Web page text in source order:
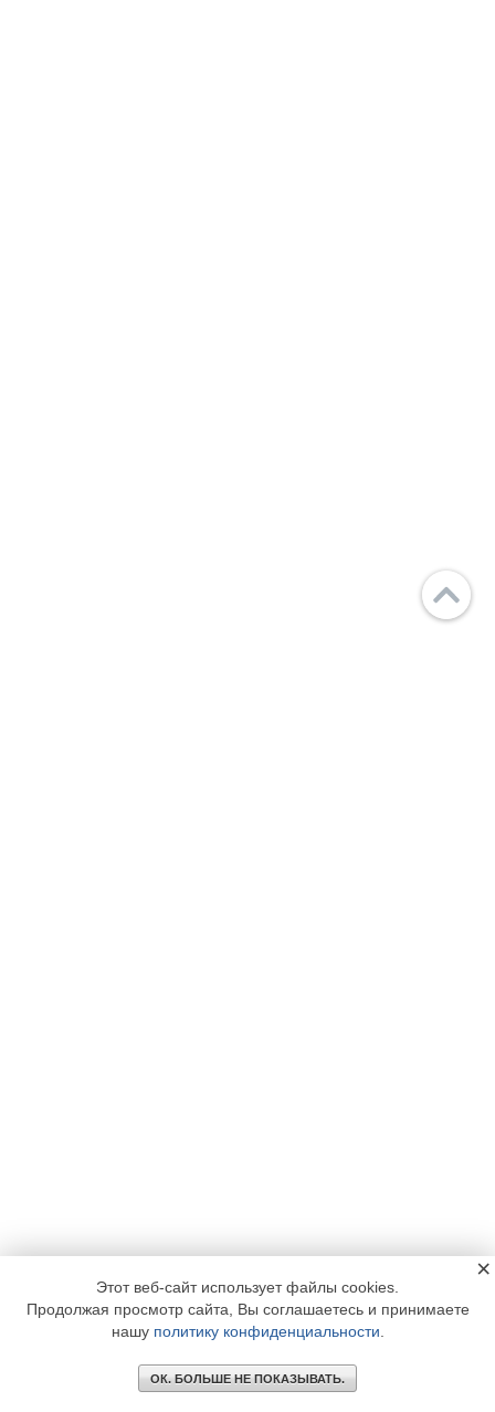
Этот веб-сайт использует файлы cookies.
Продолжая просмотр сайта, Вы соглашаетесь и принимаете
нашу политику конфиденциальности
ОК. БОЛЬШЕ НЕ ПОКАЗЫВАТЬ.
×